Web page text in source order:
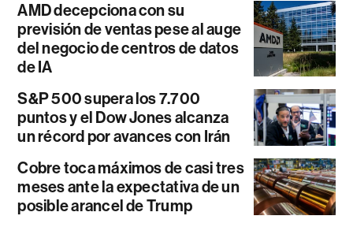
AMD decepciona con su
previsión de ventas pese al auge
del negocio de centros de datos
de IA
S&P 500 supera los 7.700
puntos y el Dow Jones alcanza
un récord por avances con Irán
Cobre toca máximos de casi tres
meses ante la expectativa de un
posible arancel de Trump